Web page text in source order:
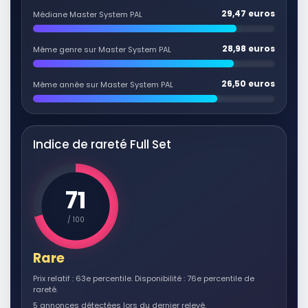
RÉSULTAT RAKUTEN À VÉRIFIER
Best's Key Ratings Of "surplus Line"
Associations Operating In The
United States
47,60 EUR
In the Line of Fire
1,59 EUR
Voir sur Rakuten →
RÉSULTAT RAKUTEN À VÉRIFIER
United States
Médiane Master System PAL 29,47 euros
Même genre sur Master System PAL 28,98 euros
Même année sur Master System PAL 26,50 euros
Indice de rareté Full Set
71
/ 100
Rare
Prix relatif : 63e percentile. Disponibilité : 76e percentile de
rareté.
5 annonces détectées lors du dernier relevé.